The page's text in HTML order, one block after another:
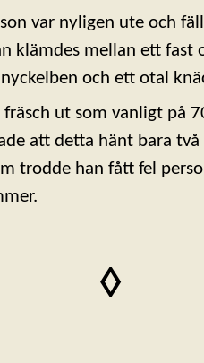
var nyligen ute och
klämdes mellan ett fast
och ett otal
fräsch ut som vanligt på
att detta hänt bara
trodde han fått fel
◊